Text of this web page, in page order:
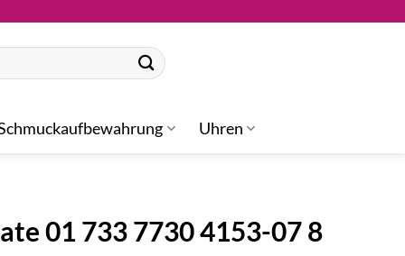
Uhren
01 733 7730 4153-07 8